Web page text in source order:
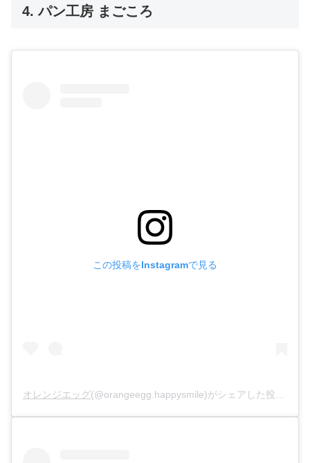
4. パン工房 まごころ
この投稿をInstagramで見る
オレンジエッグ(@orangeegg.happysmile)がシェアした投稿 –